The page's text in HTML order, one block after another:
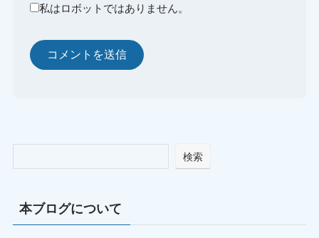
私はロボットではありません。
検索
本ブログについて